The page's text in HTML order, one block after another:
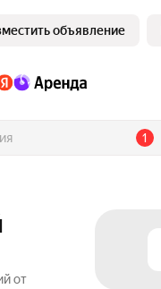
объявление
1
от